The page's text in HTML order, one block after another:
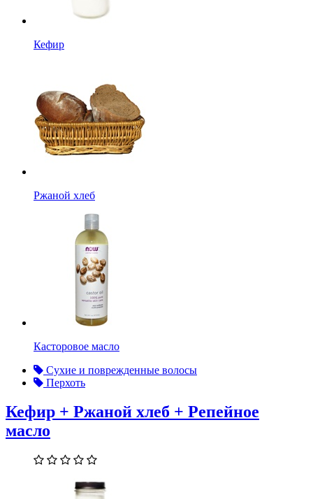
Кефир
Ржаной хлеб
Касторовое масло
Сухие и поврежденные волосы
Перхоть
Кефир + Ржаной хлеб + Репейное
масло